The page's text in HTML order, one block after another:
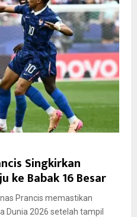
Singkirkan
ke Babak 16 Besar
Prancis memastikan
Dunia 2026 setelah tampil